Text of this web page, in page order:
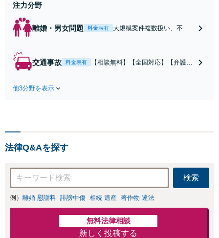
注力分野
離婚・男女問題 料金表有
大規模案件複数扱い、不貞
富
交通事故 料金表有
【相談無料】【全国対応】【弁護士
他3分野を表示
法律Q&Aを探す
検索
例） 離婚 慰謝料 誹謗中傷 相続 遺産 著作物 違法
無料法律相談
新しく投稿する